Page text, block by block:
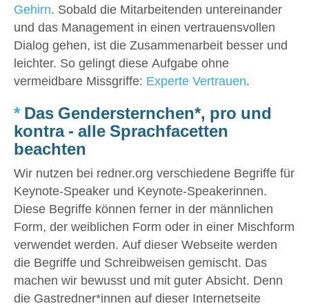
Gehirn. Sobald die Mitarbeitenden untereinander
und das Management in einen vertrauensvollen
Dialog gehen, ist die Zusammenarbeit besser und
leichter. So gelingt diese Aufgabe ohne
vermeidbare Missgriffe: Experte Vertrauen.
* Das Gendersternchen*, pro und
kontra - alle Sprachfacetten
beachten
Wir nutzen bei redner.org verschiedene Begriffe für
Keynote-Speaker und Keynote-Speakerinnen.
Diese Begriffe können ferner in der männlichen
Form, der weiblichen Form oder in einer Mischform
verwendet werden. Auf dieser Webseite werden
die Begriffe und Schreibweisen gemischt. Das
machen wir bewusst und mit guter Absicht. Denn
die Gastredner*innen auf dieser Internetseite